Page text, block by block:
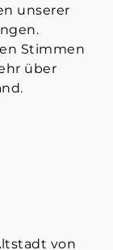
unserer
Stimmen
über
von